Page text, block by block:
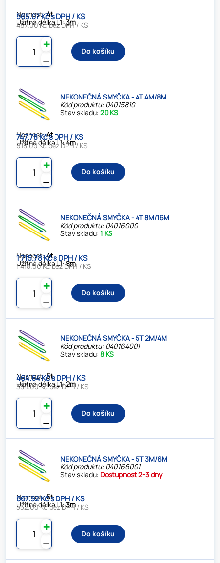
Nosnost:4t
Užitná délka L1:3m
565.07 Kč s DPH / KS
467.00 Kč bez DPH / KS
⚊
✚
Do košíku
NEKONEČNÁ SMYČKA - 4T 4M/8M
Kód produktu: 04015810
Stav skladu:20 KS
Nosnost:4t
Užitná délka L1:4m
747.78 Kč s DPH / KS
618.00 Kč bez DPH / KS
⚊
✚
Do košíku
NEKONEČNÁ SMYČKA - 4T 8M/16M
Kód produktu: 04016000
Stav skladu:1 KS
Nosnost:4t
Užitná délka L1:8m
1 715.78 Kč s DPH / KS
1 418.00 Kč bez DPH / KS
⚊
✚
Do košíku
NEKONEČNÁ SMYČKA - 5T 2M/4M
Kód produktu: 040164001
Stav skladu:8 KS
Nosnost:5t
Užitná délka L1:2m
464.64 Kč s DPH / KS
384.00 Kč bez DPH / KS
⚊
✚
Do košíku
NEKONEČNÁ SMYČKA - 5T 3M/6M
Kód produktu: 040166001
Stav skladu: Dostupnost 2-3 dny
Nosnost:5t
Užitná délka L1:3m
667.92 Kč s DPH / KS
552.00 Kč bez DPH / KS
⚊
✚
Do košíku